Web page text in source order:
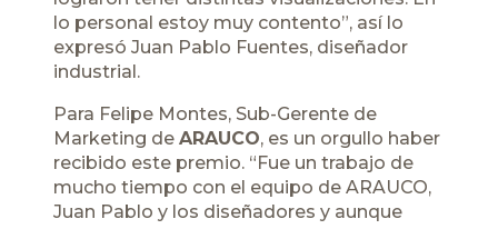
lo personal estoy muy contento”, así lo
expresó Juan Pablo Fuentes, diseñador
industrial.
Para Felipe Montes, Sub-Gerente de
Marketing de ARAUCO, es un orgullo haber
recibido este premio. “Fue un trabajo de
mucho tiempo con el equipo de ARAUCO,
Juan Pablo y los diseñadores y aunque